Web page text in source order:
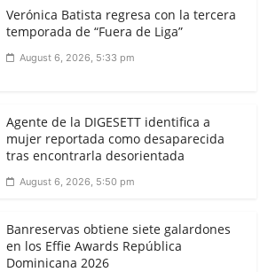
Verónica Batista regresa con la tercera
temporada de “Fuera de Liga”
August 6, 2026, 5:33 pm
Agente de la DIGESETT identifica a
mujer reportada como desaparecida
tras encontrarla desorientada
August 6, 2026, 5:50 pm
Banreservas obtiene siete galardones
en los Effie Awards República
Dominicana 2026